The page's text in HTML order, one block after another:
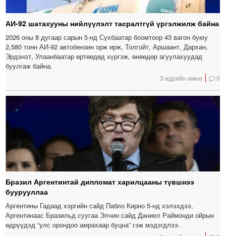
АИ-92 шатахууны нийлүүлэлт тасралтгүй үргэлжилж байна
2026 оны 8 дугаар сарын 5-нд Сүхбаатар боомтоор 43 вагон буюу
2,580 тонн АИ-92 автобензин орж ирж, Толгойт, Аршаант, Дархан,
Эрдэнэт, Улаанбаатар өртөөдөд хүргэж, өнөөдөр агуулахуудад
буулгаж байна.
3 өдрийн өмнө 0
Бразил Аргентинтай дипломат харилцааны түвшнээ
буурууллаа
Аргентины Гадаад хэргийн сайд Пабло Кирно 5-нд хэлэхдээ,
Аргентинаас Бразильд суугаа Элчин сайд Даниел Раймонди ойрын
өдрүүдэд “улс орондоо амрахаар буцна” гэж мэдэгдлээ.